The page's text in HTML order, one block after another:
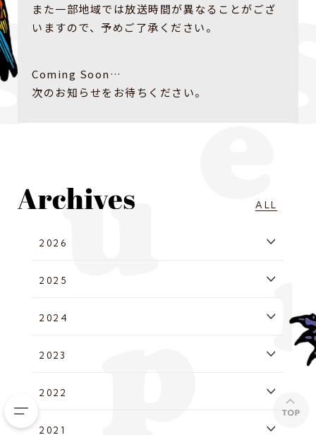
また一部地域では放送時間が異なることがござ
いますので、予めご了承ください。
Coming Soon…
次のお知らせをお待ちください。
ALL
2026
2025
2024
2023
2022
2021